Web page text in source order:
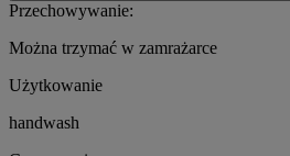
Przechowywanie:
Można trzymać w zamrażarce
Użytkowanie
handwash